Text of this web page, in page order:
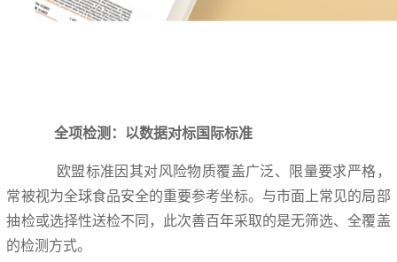
全项检测：以数据对标国际标准
欧盟标准因其对风险物质覆盖广泛、限量要求严格，
常被视为全球食品安全的重要参考坐标。与市面上常见的局部
抽检或选择性送检不同，此次善百年采取的是无筛选、全覆盖
的检测方式。